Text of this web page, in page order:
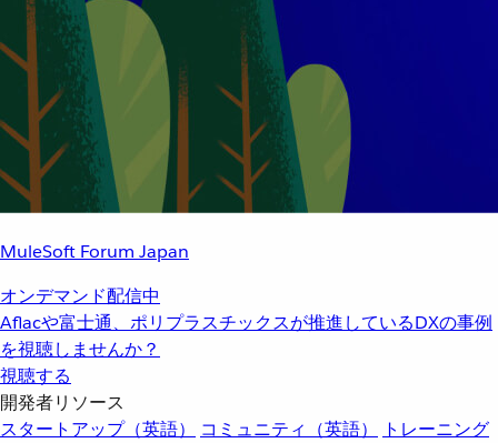
MuleSoft Forum Japan
オンデマンド配信中
Aflacや富士通、ポリプラスチックスが推進しているDXの事例
を視聴しませんか？
視聴する
開発者リソース
スタートアップ（英語）
コミュニティ（英語）
トレーニング